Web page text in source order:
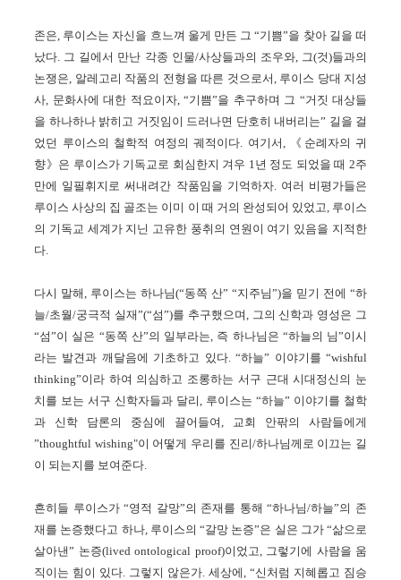
존은, 루이스는 자신을 흐느껴 울게 만든 그 “기쁨”을 찾아 길을 떠
났다. 그 길에서 만난 각종 인물/사상들과의 조우와, 그(것)들과의
논쟁은, 알레고리 작품의 전형을 따른 것으로서, 루이스 당대 지성
사, 문화사에 대한 적요이자, “기쁨”을 추구하며 그 “거짓 대상들
을 하나하나 밝히고 거짓임이 드러나면 단호히 내버리는” 길을 걸
었던 루이스의 철학적 여정의 궤적이다. 여기서, 《순례자의 귀
향》은 루이스가 기독교로 회심한지 겨우 1년 정도 되었을 때 2주
만에 일필휘지로 써내려간 작품임을 기억하자. 여러 비평가들은
루이스 사상의 집 골조는 이미 이 때 거의 완성되어 있었고, 루이스
의 기독교 세계가 지닌 고유한 풍취의 연원이 여기 있음을 지적한
다.
다시 말해, 루이스는 하나님(“동쪽 산” “지주님”)을 믿기 전에 “하
늘/초월/궁극적 실재”(“섬”)를 추구했으며, 그의 신학과 영성은 그
“섬”이 실은 “동쪽 산”의 일부라는, 즉 하나님은 “하늘의 님”이시
라는 발견과 깨달음에 기초하고 있다. “하늘” 이야기를 “wishful
thinking”이라 하여 의심하고 조롱하는 서구 근대 시대정신의 눈
치를 보는 서구 신학자들과 달리, 루이스는 “하늘” 이야기를 철학
과 신학 담론의 중심에 끌어들여, 교회 안팎의 사람들에게
”thoughtful wishing"이 어떻게 우리를 진리/하나님께로 이끄는 길
이 되는지를 보여준다.
흔히들 루이스가 “영적 갈망”의 존재를 통해 “하나님/하늘”의 존
재를 논증했다고 하나, 루이스의 “갈망 논증”은 실은 그가 “삶으로
살아낸” 논증(lived ontological proof)이었고, 그렇기에 사람을 움
직이는 힘이 있다. 그렇지 않은가. 세상에, “신처럼 지혜롭고 짐승